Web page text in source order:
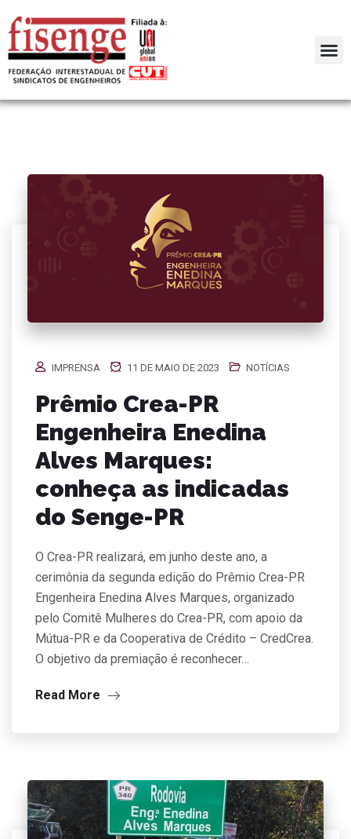
IMPRENSA 11 DE MAIO DE 2023 NOTÍCIAS
Prêmio Crea-PR
Engenheira Enedina
Alves Marques:
conheça as indicadas
do Senge-PR
O Crea-PR realizará, em junho deste ano, a
cerimônia da segunda edição do Prêmio Crea-PR
Engenheira Enedina Alves Marques, organizado
pelo Comitê Mulheres do Crea-PR, com apoio da
Mútua-PR e da Cooperativa de Crédito – CredCrea.
O objetivo da premiação é reconhecer…
Read More